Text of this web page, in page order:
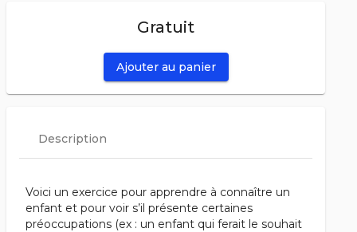
Gratuit
Ajouter au panier
Description
Voici un exercice pour apprendre à connaître un
enfant et pour voir s’il présente certaines
préoccupations (ex : un enfant qui ferait le souhait